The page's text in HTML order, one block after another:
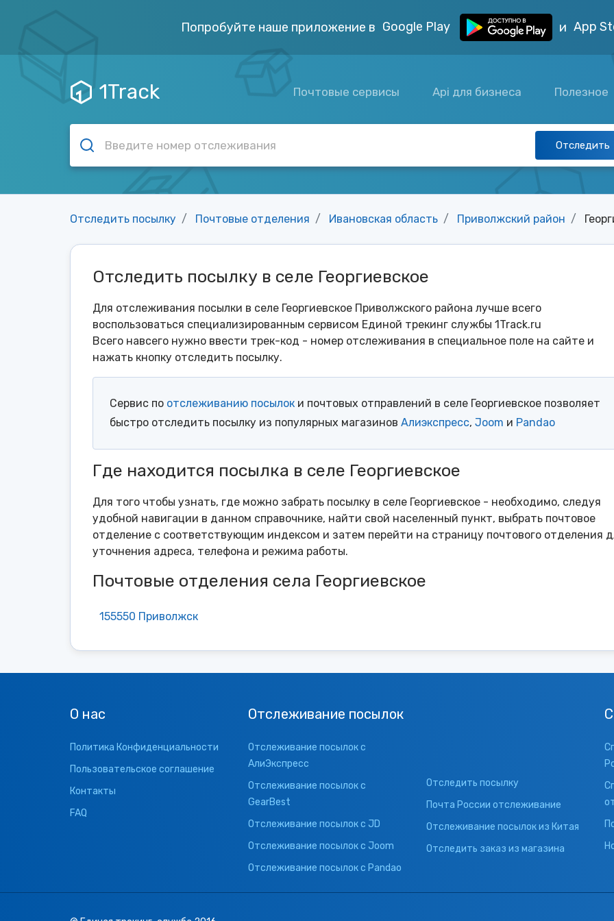
Попробуйте наше приложение в Google Play и App
1Track Почтовые сервисы Api для бизнеса Полезное
Отследить
Отследить посылку Почтовые отделения Ивановская область Приволжский район
Отследить посылку в селе Георгиевское
Для отслеживания посылки в селе Георгиевское Приволжского района лучше всего
воспользоваться специализированным сервисом Единой трекинг службы 1Track.ru
Всего навсего нужно ввести трек-код - номер отслеживания в специальное поле на сайте и
нажать кнопку отследить посылку.
Сервис по отслеживанию посылок и почтовых отправлений в селе Георгиевское позволяет
быстро отследить посылку из популярных магазинов Алиэкспресс, Joom и Pandao
Где находится посылка в селе Георгиевское
Для того чтобы узнать, где можно забрать посылку в селе Георгиевское - необходимо, следуя
удобной навигации в данном справочнике, найти свой населенный пункт, выбрать почтовое
отделение с соответствующим индексом и затем перейти на страницу почтового отделения
уточнения адреса, телефона и режима работы.
Почтовые отделения села Георгиевское
155550 Приволжск
О нас
Политика Конфиденциальности
Пользовательское соглашение
Контакты
FAQ
Отслеживание посылок
Отслеживание посылок с
АлиЭкспресс
Отслеживание посылок с
GearBest
Отслеживание посылок с JD
Отслеживание посылок с Joom
Отслеживание посылок с Pandao
Отследить посылку
Почта России отслеживание
Отслеживание посылок из Китая
Отследить заказ из магазина